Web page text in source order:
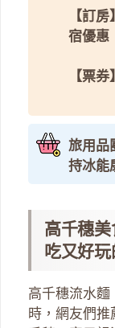
【訂房】
宿優惠
【票券】
旅用品
持冰能
高千穗
吃又好
高千穗流水麵
時，網友們推